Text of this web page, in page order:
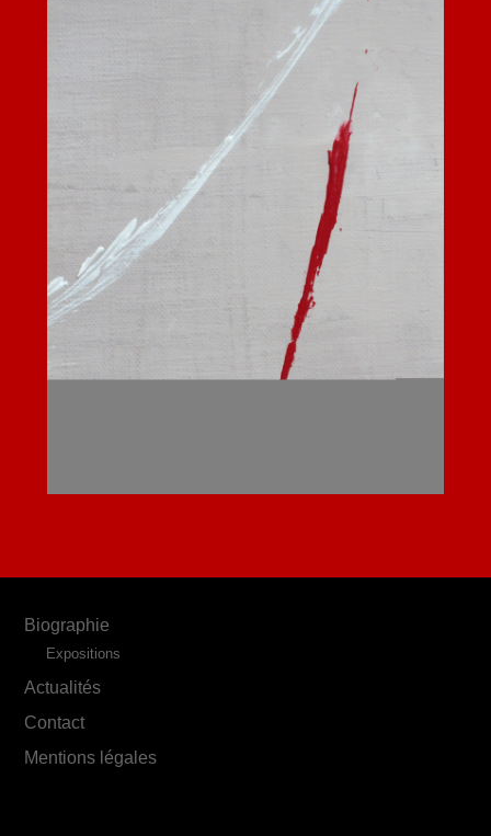
Biographie
Expositions
Actualités
Contact
Mentions légales